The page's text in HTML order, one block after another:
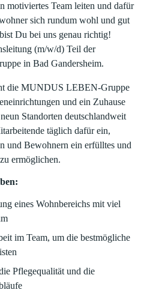
motiviertes Team leiten und dafür
sich rundum wohl und gut
Du bei uns genau richtig!
(m/w/d) Teil der
in Bad Gandersheim.
die MUNDUS LEBEN-Gruppe
und ein Zuhause
Standorten deutschlandweit
täglich dafür ein,
und Bewohnern ein erfülltes und
ermöglichen.
eines Wohnbereichs mit viel
im Team, um die bestmögliche
Pflegequalität und die